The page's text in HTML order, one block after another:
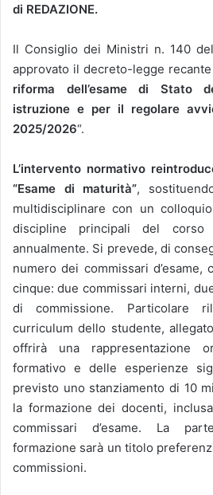
di REDAZIONE.
Il Consiglio dei Ministri n. 140
approvato il decreto-legge recante
riforma dell’esame di Stato
istruzione e per il regolare
2025/2026“.
L’intervento normativo
“Esame di maturità”,
multidisciplinare con un
discipline principali del
annualmente. Si prevede, di
numero dei commissari d’esame,
cinque: due commissari interni,
di commissione. Particolare
curriculum dello studente,
offrirà una rappresentazione
formativo e delle esperienze
previsto uno stanziamento di 10
la formazione dei docenti,
commissari d’esame. La
formazione sarà un titolo
commissioni.